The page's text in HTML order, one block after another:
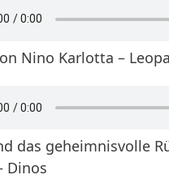
Nino Karlotta –
das geheimnisvolle
Dinos